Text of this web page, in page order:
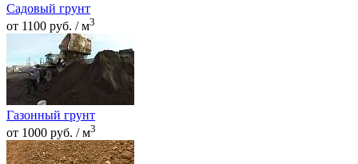
Садовый грунт
от 1100 руб. / м3
Газонный грунт
от 1000 руб. / м3